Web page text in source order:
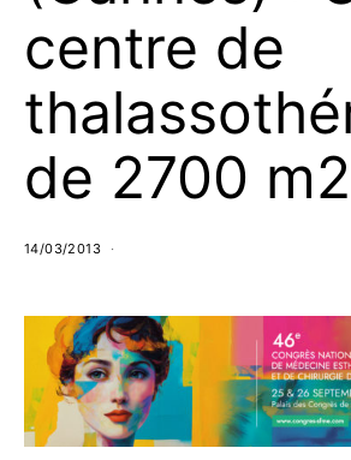
centre de
de 2700
14/03/2013